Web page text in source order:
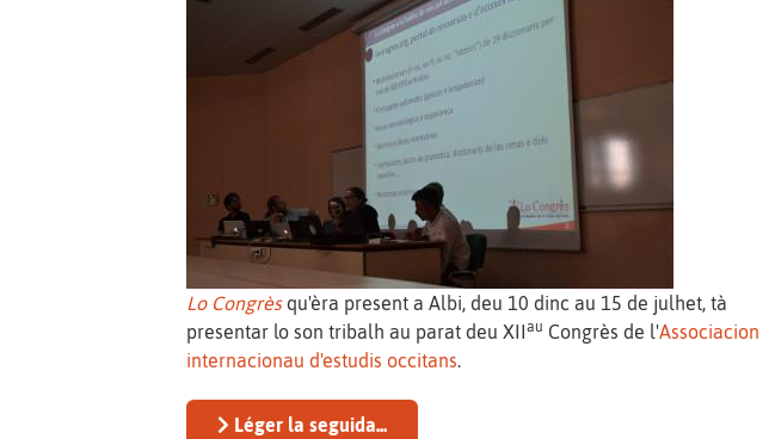
Lo Congrèsqu'èra present a Albi, deu 10 dinc au 15 de julhet, tà
presentar lo son tribalh au parat deu XIIau Congrès de l'Associacion
internacionau d'estudis occitans.
Léger la seguida...